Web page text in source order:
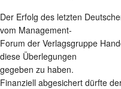
Der Erfolg des letzten
vom Management-
Forum der Verlagsgruppe
diese Überlegungen
gegeben zu haben.
Finanziell abgesichert dürfte